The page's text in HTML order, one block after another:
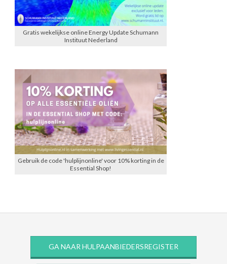
Gratis wekelijkse online Energy Update Schumann
Instituut Nederland
Gebruik de code 'hulplijnonline' voor 10% korting in de
Essential Shop!
GA NAAR HULPAANBIEDERSREGISTER